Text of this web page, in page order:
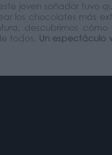
joven soñador tuvo
los chocolates más
descubrimos
todos. Un espectáculo